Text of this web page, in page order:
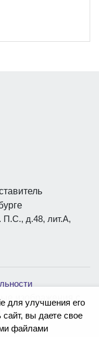
П.С., д.48, лит.А,
изображения с
для улучшения его
вы даете свое
файлами